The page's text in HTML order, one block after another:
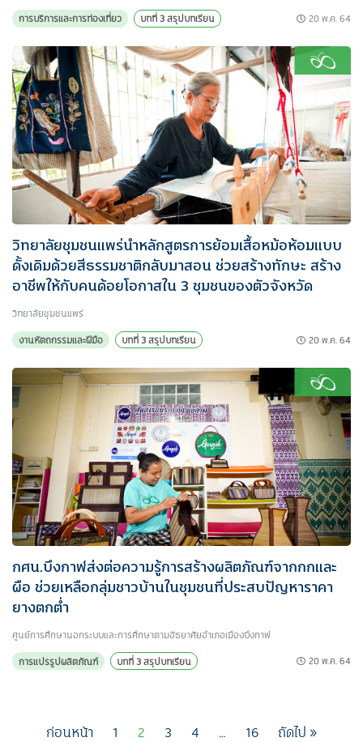
การบริการและการท่องเที่ยว
บทที่ 3 สรุปบทเรียน 20 พ.ค. 64
วิทยาลัยชุมชนแพร่นำหลักสูตรการย้อมเสื้อหม้อห้อมแบบ
ดั้งเดิมด้วยสีธรรมชาติกลับมาสอน ช่วยสร้างทักษะ สร้าง
อาชีพให้กับคนด้อยโอกาสใน 3 ชุมชนของตัวจังหวัด
วิทยาลัยชุมชนแพร่
งานหัตถกรรมและฝีมือ
บทที่ 3 สรุปบทเรียน 20 พ.ค. 64
กศน.บึงกาฬส่งต่อความรู้การสร้างผลิตภัณฑ์จากกกและ
ผือ ช่วยเหลือกลุ่มชาวบ้านในชุมชนที่ประสบปัญหาราคา
ยางตกต่ำ
ศูนย์การศึกษานอกระบบและการศึกษาตามอัธยาศัยอำเภอเมืองบึงกาฬ
การแปรรูปผลิตภัณฑ์
บทที่ 3 สรุปบทเรียน 20 พ.ค. 64
ก่อนหน้า 1 2 3 4 … 16 ถัดไป »